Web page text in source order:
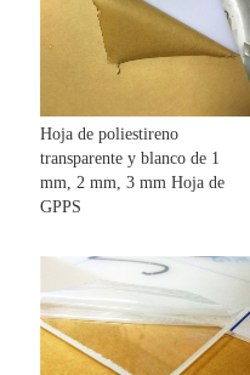
Hoja de poliestireno
transparente y blanco de 1
mm, 2 mm, 3 mm Hoja de
GPPS